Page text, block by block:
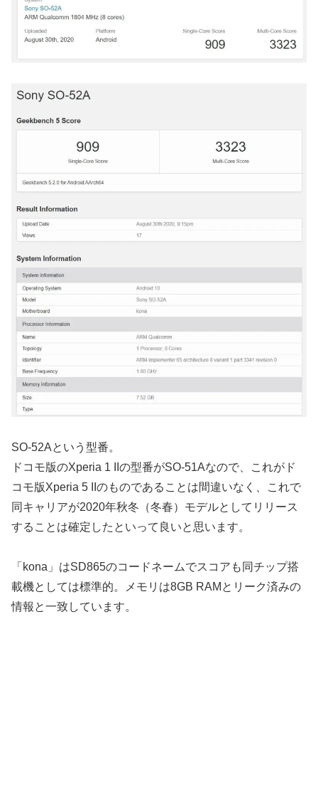
SO-52Aという型番。
ドコモ版のXperia 1 IIの型番がSO-51Aなので、これがド
コモ版Xperia 5 IIのものであることは間違いなく、これで
同キャリアが2020年秋冬（冬春）モデルとしてリリース
することは確定したといって良いと思います。
「kona」はSD865のコードネームでスコアも同チップ搭
載機としては標準的。メモリは8GB RAMとリーク済みの
情報と一致しています。